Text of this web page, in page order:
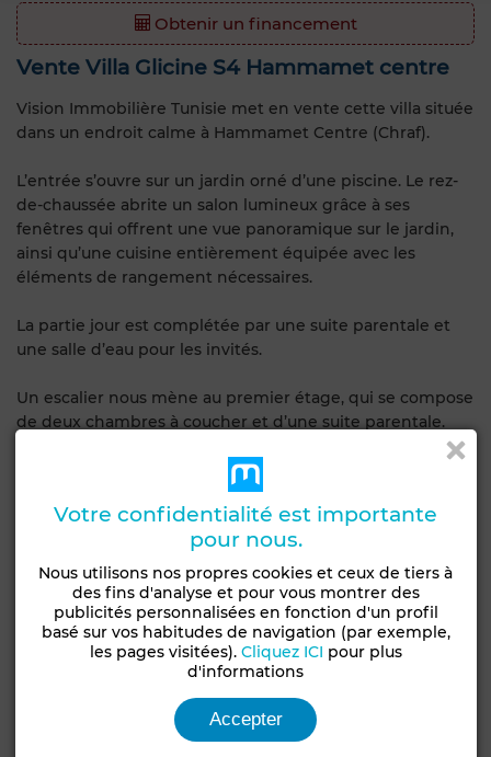
Obtenir un financement
Vente Villa Glicine S4 Hammamet centre
Vision Immobilière Tunisie met en vente cette villa située
dans un endroit calme à Hammamet Centre (Chraf).
L’entrée s’ouvre sur un jardin orné d’une piscine. Le rez-
de-chaussée abrite un salon lumineux grâce à ses
fenêtres qui offrent une vue panoramique sur le jardin,
ainsi qu’une cuisine entièrement équipée avec les
éléments de rangement nécessaires.
La partie jour est complétée par une suite parentale et
une salle d’eau pour les invités.
Un escalier nous mène au premier étage, qui se compose
de deux chambres à coucher et d’une suite parentale.
Un abri pour voiture est également disponible.
Caractéristiques générales
Type de bien
Villa
Etat
Jamais habité /
rénové
Années Type du sol
Terrasse Garage
Votre confidentialité est importante
pour nous.
Nous utilisons nos propres cookies et ceux de tiers à
des fins d'analyse et pour vous montrer des
publicités personnalisées en fonction d'un profil
basé sur vos habitudes de navigation (par exemple,
les pages visitées). Cliquez ICI pour plus
d'informations
Accepter